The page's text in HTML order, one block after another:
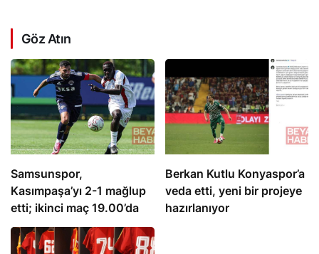
Göz Atın
Samsunspor,
Kasımpaşa’yı 2-1 mağlup
etti; ikinci maç 19.00’da
Berkan Kutlu Konyaspor’a
veda etti, yeni bir projeye
hazırlanıyor